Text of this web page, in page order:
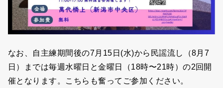
なお、自主練期間後の7月15日(水)から民謡流し（8月7
日）までは毎週水曜日と金曜日（18時〜21時）の2回開
催となります。こちらも奮ってご参加ください。